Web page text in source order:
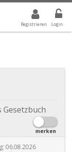
Registrieren Login
IST ALLE
Gesetzbuch
merken
06.08.2026